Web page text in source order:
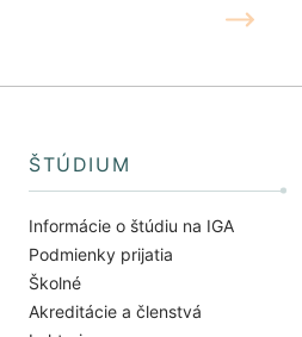
ŠTÚDIUM
Informácie o štúdiu na IGA
Podmienky prijatia
Školné
Akreditácie a členstvá